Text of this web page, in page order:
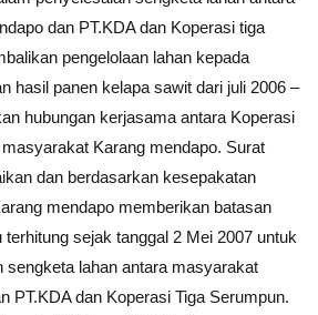
dan PT.KDA dan Koperasi tiga
pengelolaan lahan kepada
hasil panen kelapa sawit dari juli 2006 –
hubungan kerjasama antara Koperasi
Karang mendapo. Surat
dan berdasarkan kesepakatan
mendapo memberikan batasan
sejak tanggal 2 Mei 2007 untuk
sengketa lahan antara masyarakat
PT.KDA dan Koperasi Tiga Serumpun.